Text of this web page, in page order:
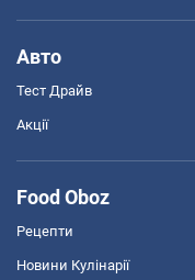
Авто
Тест Драйв
Акції
Food Oboz
Рецепти
Новини Кулінарії